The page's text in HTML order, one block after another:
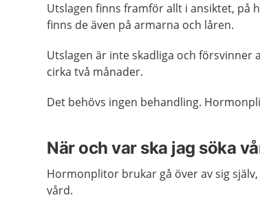
Utslagen finns framför allt i ansiktet, på
finns de även på armarna och låren.
Utslagen är inte skadliga och försvinner
cirka två månader.
Det behövs ingen behandling.
När och var ska jag söka
Hormonplitor brukar gå över av sig
vård.